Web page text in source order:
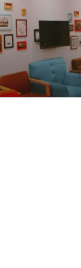
コ
ン
テ
ン
へ
ス